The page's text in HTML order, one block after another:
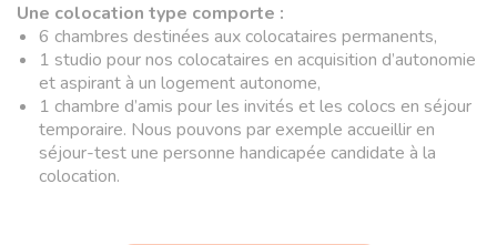
Une colocation type comporte :
6 chambres destinées aux colocataires permanents,
1 studio pour nos colocataires en acquisition d’autonomie
et aspirant à un logement autonome,
1 chambre d’amis pour les invités et les colocs en séjour
temporaire. Nous pouvons par exemple accueillir en
séjour-test une personne handicapée candidate à la
colocation.